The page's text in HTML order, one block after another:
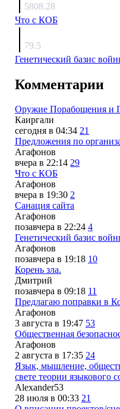
5808.28
Что с КОБ
79.5
Генетический базис
Комментарии
Оружие Порабощения и
Каиргали
сегодня в 04:34 21
Предложения по
Агафонов
вчера в 22:14 29
Что с КОБ
Агафонов
вчера в 19:30 2
Санация сайта
Агафонов
позавчера в 22:24 4
Генетический базис
Агафонов
позавчера в 19:18 10
Корень зла.
Дмитрий
позавчера в 09:18 11
Предлагаю поправки в
Агафонов
3 августа в 19:47 53
Общественная
Агафонов
2 августа в 17:35 24
Язык, мышление,
свете теории языкового
Alexander53
28 июля в 00:33 21